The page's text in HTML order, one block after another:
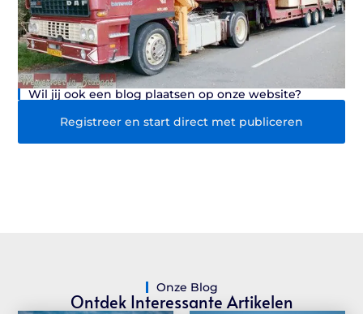
Wil jij ook een blog plaatsen op onze website?
Registreer en start direct met publiceren
Onze Blog
Ontdek Interessante Artikelen